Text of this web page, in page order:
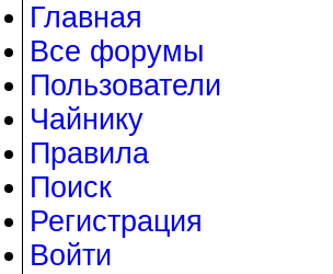
Главная
Все форумы
Пользователи
Чайнику
Правила
Поиск
Регистрация
Войти